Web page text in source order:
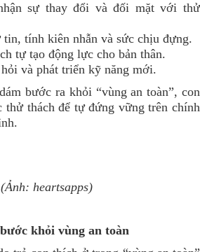
sự thay đổi và đối mặt với thử
tính kiên nhẫn và sức chịu đựng.
tự tạo động lực cho bản thân.
và phát triển kỹ năng mới.
bước ra khỏi “vùng an toàn”, con
thử thách để tự đứng vững trên chính
(Ảnh: heartsapps)
khỏi vùng an toàn